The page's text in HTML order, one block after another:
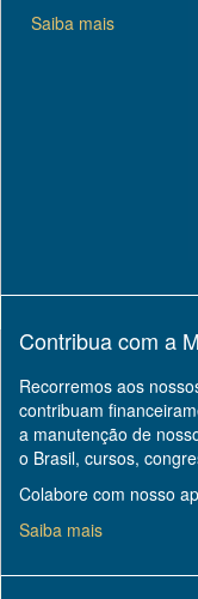
Saiba mais
Contribua com a
Recorremos aos
contribuam
a manutenção de
o Brasil, cursos,
Colabore com nosso
Saiba mais